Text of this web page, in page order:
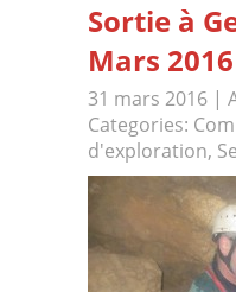
Sortie à
Mars 2016
31 mars 2016 |
Categories:
d'exploration,